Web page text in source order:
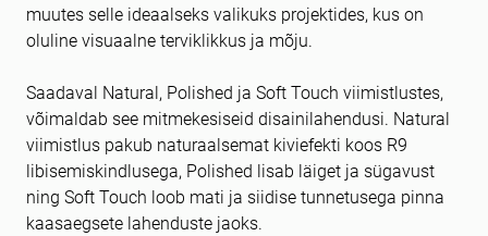
muutes selle ideaalseks valikuks projektides, kus on
oluline visuaalne terviklikkus ja mõju.
Saadaval Natural, Polished ja Soft Touch viimistlustes,
võimaldab see mitmekesiseid disainilahendusi. Natural
viimistlus pakub naturaalsemat kiviefekti koos R9
libisemiskindlusega, Polished lisab läiget ja sügavust
ning Soft Touch loob mati ja siidise tunnetusega pinna
kaasaegsete lahenduste jaoks.